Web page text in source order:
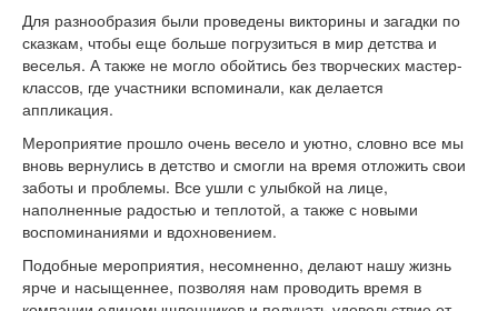
Для разнообразия были проведены викторины и загадки по
сказкам, чтобы еще больше погрузиться в мир детства и
веселья. А также не могло обойтись без творческих мастер-
классов, где участники вспоминали, как делается
аппликация.
Мероприятие прошло очень весело и уютно, словно все мы
вновь вернулись в детство и смогли на время отложить свои
заботы и проблемы. Все ушли с улыбкой на лице,
наполненные радостью и теплотой, а также с новыми
воспоминаниями и вдохновением.
Подобные мероприятия, несомненно, делают нашу жизнь
ярче и насыщеннее, позволяя нам проводить время в